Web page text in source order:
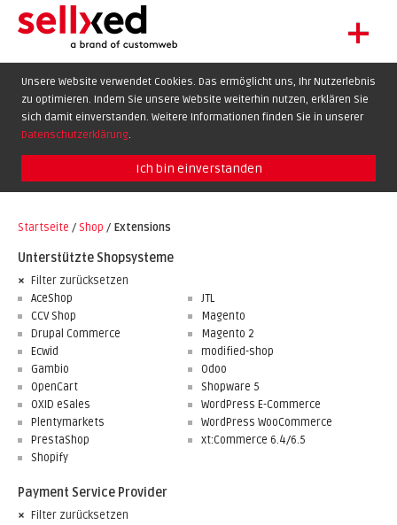
+
DE EN
EXTENSIONS
SHOWCASE
SUPPORT
ABOUT
Unsere Website verwendet Cookies. Das ermöglicht uns, Ihr Nutzerlebnis
zu optimieren. Indem Sie unsere Website weiterhin nutzen, erklären Sie
sich damit einverstanden. Weitere Informationen finden Sie in unserer
Datenschutzerklärung.
Ich bin einverstanden
Startseite / Shop / Extensions
Unterstützte Shopsysteme
Filter zurücksetzen
AceShop
CCV Shop
Drupal Commerce
Ecwid
Gambio
JTL
Magento
Magento 2
modified-shop
Odoo
OpenCart
OXID eSales
Plentymarkets
PrestaShop
Shopify
Shopware 5
WordPress E-Commerce
WordPress WooCommerce
xt:Commerce 6.4/6.5
Payment Service Provider
Filter zurücksetzen